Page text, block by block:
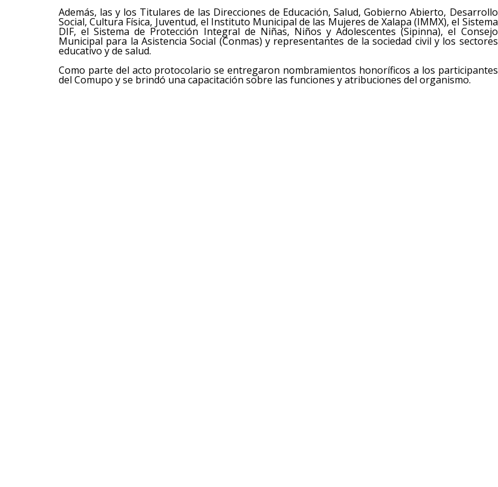
Además, las y los Titulares de las Direcciones de Educación, Salud, Gobierno Abierto, Desarrollo
Social, Cultura Física, Juventud, el Instituto Municipal de las Mujeres de Xalapa (IMMX), el Sistema
DIF, el Sistema de Protección Integral de Niñas, Niños y Adolescentes (Sipinna), el Consejo
Municipal para la Asistencia Social (Conmas) y representantes de la sociedad civil y los sectores
educativo y de salud.
Como parte del acto protocolario se entregaron nombramientos honoríficos a los participantes
del Comupo y se brindó una capacitación sobre las funciones y atribuciones del organismo.